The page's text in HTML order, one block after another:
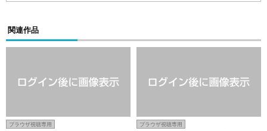
関連作品
ブラウザ視聴専用 ブラウザ視聴専用